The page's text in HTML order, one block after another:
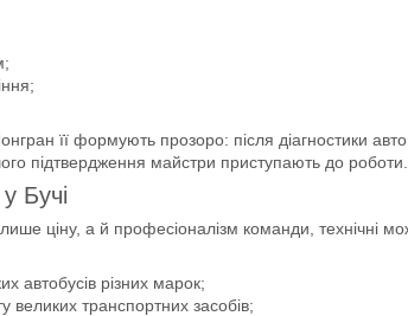
її формують прозоро: після діагностики
підтвердження майстри приступають до роботи.
Бучі
ціну, а й професіоналізм команди, технічні
автобусів різних марок;
великих транспортних засобів;